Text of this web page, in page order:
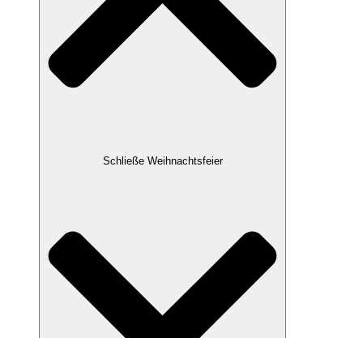
Schließe Weihnachtsfeier